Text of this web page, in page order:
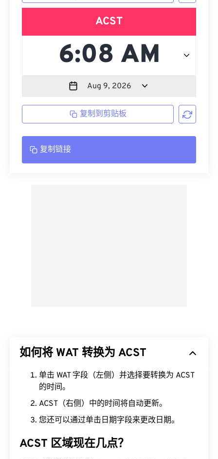
ACST
复制到剪贴板
复制链接
如何将 WAT 转换为 ACST
单击 WAT 字段（左侧）并选择要转换为 ACST
的时间。
ACST（右侧）中的时间将自动更新。
您还可以通过单击日期字段来更改日期。
ACST 区域现在几点？